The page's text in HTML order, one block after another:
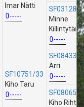
Imar Nätti
0-----
SF03128/
Minne
Killintytär
0-----
SF10751/33
Kiho Taru
0-----
SF08433/
Ärri
0-----
SF08065/
Kiho Rihti